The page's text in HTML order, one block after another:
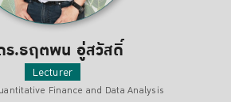
ร.ธฤตพน อู่สวัสดิ์
Lecturer
Finance and Data Analysis